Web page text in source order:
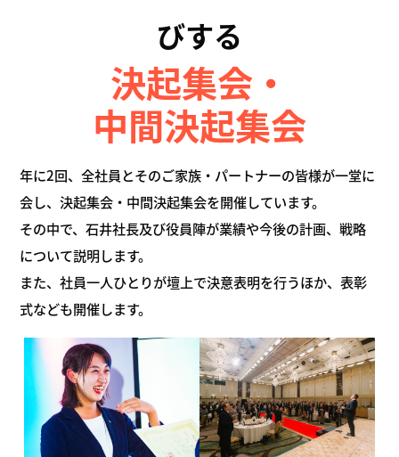
びする
決起集会・
中間決起集会
年に2回、全社員とそのご家族・パートナーの皆様が一堂に
会し、決起集会・中間決起集会を開催しています。
その中で、石井社長及び役員陣が業績や今後の計画、戦略
について説明します。
また、社員一人ひとりが壇上で決意表明を行うほか、表彰
式なども開催します。